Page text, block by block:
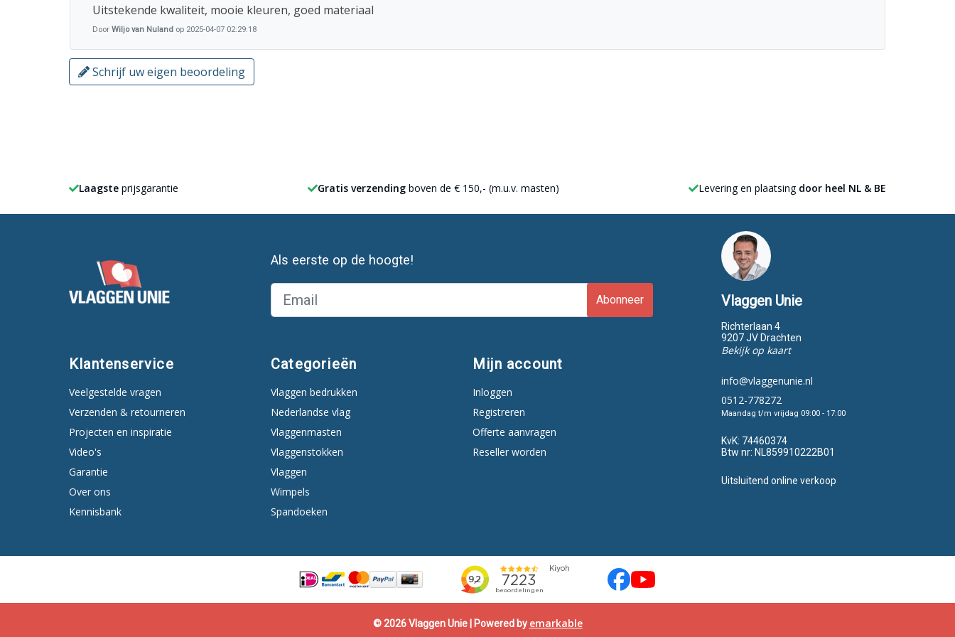
Uitstekende kwaliteit, mooie kleuren, goed materiaal
Door Wiljo van Nuland op 2025-04-07 02:29:18
Schrijf uw eigen beoordeling
Laagste prijsgarantie Gratis verzending boven de € 150,- (m.u.v. masten) Levering en plaatsing door heel NL & BE
Als eerste op de hoogte!
Abonneer
Klantenservice
Veelgestelde vragen
Verzenden & retourneren
Projecten en inspiratie
Video's
Garantie
Over ons
Kennisbank
Categorieën
Vlaggen bedrukken
Nederlandse vlag
Vlaggenmasten
Vlaggenstokken
Vlaggen
Wimpels
Spandoeken
Mijn account
Inloggen
Registreren
Offerte aanvragen
Reseller worden
Vlaggen Unie
Richterlaan 4
9207 JV Drachten
Bekijk op kaart
info@vlaggenunie.nl
0512-778272
Maandag t/m vrijdag 09:00 - 17:00
KvK: 74460374
Btw nr: NL859910222B01
Uitsluitend online verkoop
© 2026 Vlaggen Unie | Powered by emarkable